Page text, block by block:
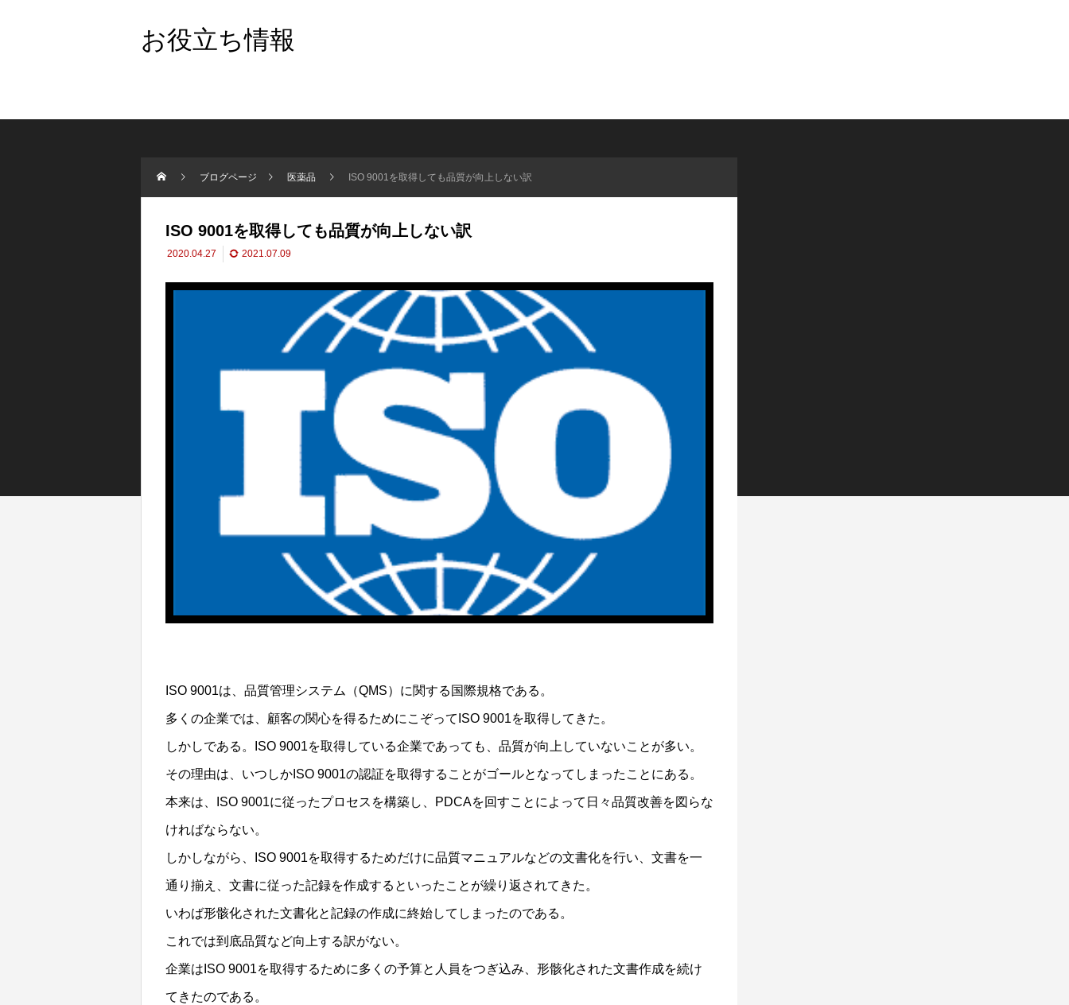
お役立ち情報
ブログページ 医薬品 ISO 9001を取得しても品質が向上しない訳
ISO 9001を取得しても品質が向上しない訳
2020.04.27 2021.07.09
ISO 9001は、品質管理システム（QMS）に関する国際規格である。
多くの企業では、顧客の関心を得るためにこぞってISO 9001を取得してきた。
しかしである。ISO 9001を取得している企業であっても、品質が向上していないことが多い。
その理由は、いつしかISO 9001の認証を取得することがゴールとなってしまったことにある。
本来は、ISO 9001に従ったプロセスを構築し、PDCAを回すことによって日々品質改善を図らな
ければならない。
しかしながら、ISO 9001を取得するためだけに品質マニュアルなどの文書化を行い、文書を一
通り揃え、文書に従った記録を作成するといったことが繰り返されてきた。
いわば形骸化された文書化と記録の作成に終始してしまったのである。
これでは到底品質など向上する訳がない。
企業はISO 9001を取得するために多くの予算と人員をつぎ込み、形骸化された文書作成を続け
てきたのである。